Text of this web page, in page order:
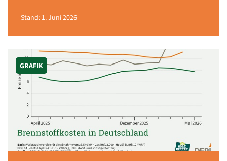
Stand: 1. Juni 2026
GRAFIK